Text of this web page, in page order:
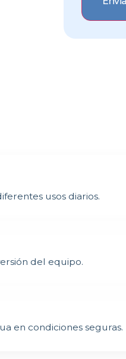
usos diarios.
del equipo.
en condiciones seguras.